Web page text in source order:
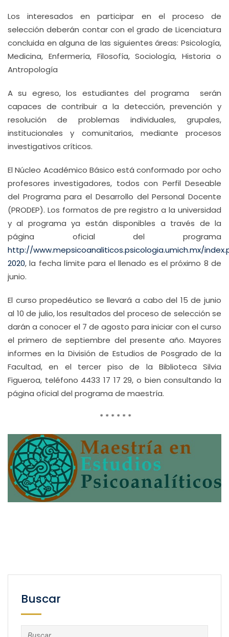
Los interesados en participar en el proceso de
selección deberán contar con el grado de Licenciatura
concluida en alguna de las siguientes áreas: Psicología,
Medicina, Enfermería, Filosofía, Sociología, Historia o
Antropología
A su egreso, los estudiantes del programa serán
capaces de contribuir a la detección, prevención y
resolución de problemas individuales, grupales,
institucionales y comunitarios, mediante procesos
investigativos críticos.
El Núcleo Académico Básico está conformado por ocho
profesores investigadores, todos con Perfil Deseable
del Programa para el Desarrollo del Personal Docente
(PRODEP). Los formatos de pre registro a la universidad
y al programa ya están disponibles a través de la
página oficial del programa
http://www.mepsicoanaliticos.psicologia.umich.mx/
2020, la fecha límite para el llenado es el próximo 8 de
junio.
El curso propedéutico se llevará a cabo del 15 de junio
al 10 de julio, los resultados del proceso de selección se
darán a conocer el 7 de agosto para iniciar con el curso
el primero de septiembre del presente año. Mayores
informes en la División de Estudios de Posgrado de la
Facultad, en el tercer piso de la Biblioteca Silvia
Figueroa, teléfono 4433 17 17 29, o bien consultando la
página oficial del programa de maestría.
* * * * * *
Buscar
Buscar: